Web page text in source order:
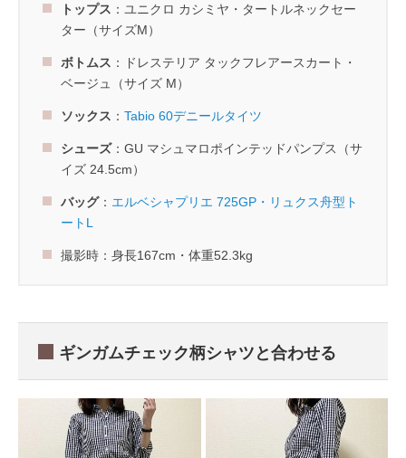
トップス ：ユニクロ カシミヤ・タートルネックセー
ター（サイズM）
ボトムス ：ドレステリア タックフレアースカート・
ベージュ（サイズ M）
ソックス ： Tabio 60デニールタイツ
シューズ：GU マシュマロポインテッドパンプス（サ
イズ 24.5cm）
バッグ： エルベシャプリエ 725GP・リュクス舟型ト
ートL
撮影時：身長167cm・体重52.3kg
ギンガムチェック柄シャツと合わせる